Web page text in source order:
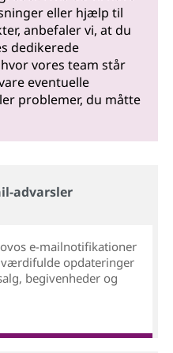
eller hjælp til
anbefaler vi, at du
dedikerede
vores team står
eventuelle
problemer, du måtte
advarsler
e-mailnotifikationer
opdateringer
begivenheder og